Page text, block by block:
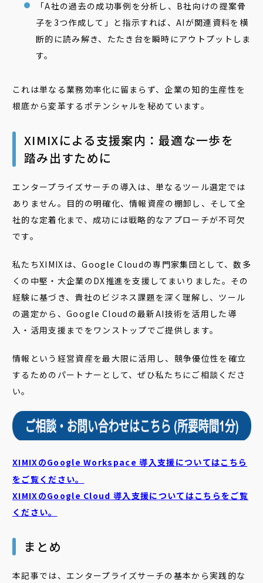
「A社の過去の成功事例を分析し、B社向けの提案骨
子を3つ作成して」と指示すれば、AIが関連資料を横
断的に読み解き、たたき台を瞬時にアウトプットしま
す。
これは単なる業務効率化に留まらず、企業の知的生産性を
根底から変革するポテンシャルを秘めています。
XIMIXによる支援案内：最適な一歩を
踏み出すために
エンタープライズサーチの導入は、単なるツール選定では
ありません。目的の明確化、情報資産の棚卸し、そして全
社的な定着化まで、成功には戦略的なアプローチが不可欠
です。
私たちXIMIXは、Google Cloudの専門家集団として、数多
くの中堅・大企業のDX推進を支援してまいりました。その
経験に基づき、貴社のビジネス課題を深く理解し、ツール
の選定から、Google Cloudの最新AI技術を活用した導
入・活用支援までをワンストップでご提供します。
情報という経営資産を最大限に活用し、競争優位性を確立
するためのパートナーとして、ぜひ私たちにご相談くださ
い。
XIMIXのGoogle Workspace 導入支援についてはこちら
をご覧ください。
XIMIXのGoogle Cloud 導入支援についてはこちらをご覧
ください。
まとめ
本記事では、エンタープライズサーチの基本から実践的な